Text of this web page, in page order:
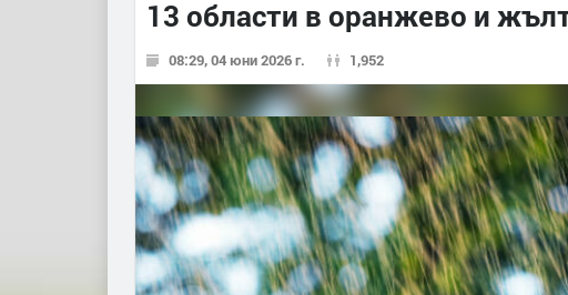
13 области в оранжево и
08:29, 04 юни 2026 г. 1,952